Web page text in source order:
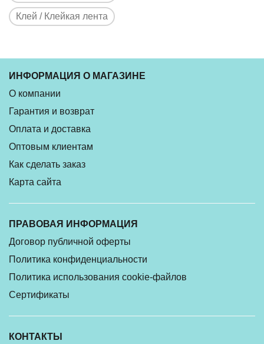
Клей / Клейкая лента
ИНФОРМАЦИЯ О МАГАЗИНЕ
О компании
Гарантия и возврат
Оплата и доставка
Оптовым клиентам
Как сделать заказ
Карта сайта
ПРАВОВАЯ ИНФОРМАЦИЯ
Договор публичной оферты
Политика конфиденциальности
Политика использования cookie-файлов
Сертификаты
КОНТАКТЫ